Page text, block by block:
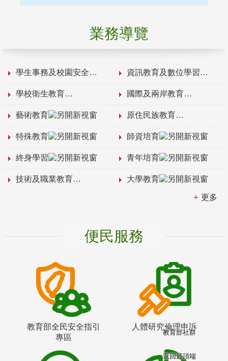
業務導覽
學生事務及校園安全 資訊教育及數位學習
學校衛生教育 國際及兩岸教育
藝術教育 原住民族教育
特殊教育 師資培育
終身學習 青年培育
技術及職業教育 大學教育
更多
便民服務
教育部全民安全指引
專區
人體研究倫理申訴
教育部社群
返回最頂端